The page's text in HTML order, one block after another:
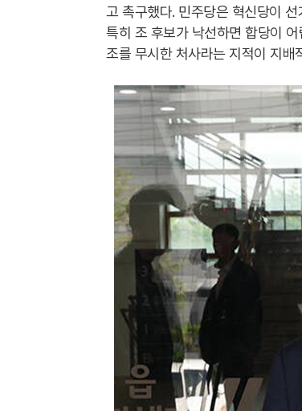
고 촉구했다. 민주당은 혁신당이
특히 조 후보가 낙선하면 합당이
조를 무시한 처사라는 지적이 지배